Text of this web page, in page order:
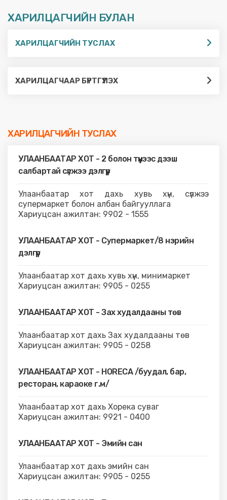
ХАРИЛЦАГЧИЙН БУЛАН
ХАРИЛЦАГЧИЙН ТУСЛАХ
ХАРИЛЦАГЧААР БҮРТГҮҮЛЭХ
ХАРИЛЦАГЧИЙН ТУСЛАХ
УЛААНБААТАР ХОТ - 2 болон түүнээс дээш
салбартай сүлжээ дэлгүүр
Улаанбаатар хот дахь хувь хүн, сүлжээ
супермаркет болон албан байгууллага
Хариуцсан ажилтан: 9902 - 1555
УЛААНБААТАР ХОТ - Супермаркет/8 нэрийн
дэлгүүр
Улаанбаатар хот дахь хувь хүн, минимаркет
Хариуцсан ажилтан: 9905 - 0255
УЛААНБААТАР ХОТ - Зах худалдааны төв
Улаанбаатар хот дахь Зах худалдааны төв
Хариуцсан ажилтан: 9905 - 0258
УЛААНБААТАР ХОТ - HORECA /буудал, бар,
ресторан, караоке г.м/
Улаанбаатар хот дахь Хорека суваг
Хариуцсан ажилтан: 9921 - 0400
УЛААНБААТАР ХОТ - Эмийн сан
Улаанбаатар хот дахь эмийн сан
Хариуцсан ажилтан: 9905 - 0255